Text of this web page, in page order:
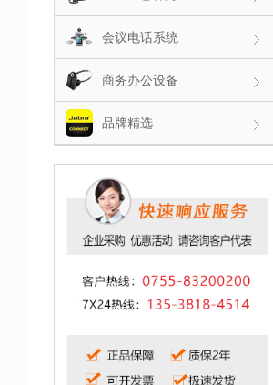
会议电话系统
商务办公设备
品牌精选